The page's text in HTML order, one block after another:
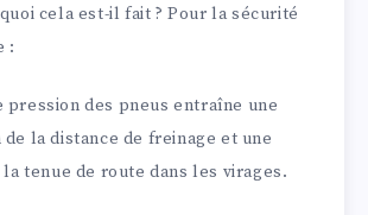
cela est-il fait ? Pour la sécurité
:
pression des pneus entraîne une
la distance de freinage et une
tenue de route dans les virages.